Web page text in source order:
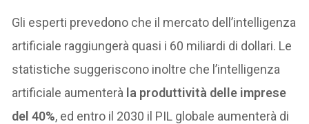
Gli esperti prevedono che il mercato dell’intelligenza
artificiale raggiungerà quasi i 60 miliardi di dollari. Le
statistiche suggeriscono inoltre che l’intelligenza
artificiale aumenterà la produttività delle imprese
del 40%, ed entro il 2030 il PIL globale aumenterà di